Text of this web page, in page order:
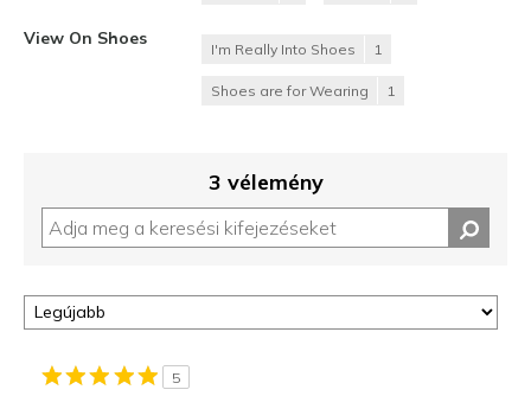
View On Shoes
I'm Really Into Shoes 1
Shoes are for Wearing 1
3 vélemény
5